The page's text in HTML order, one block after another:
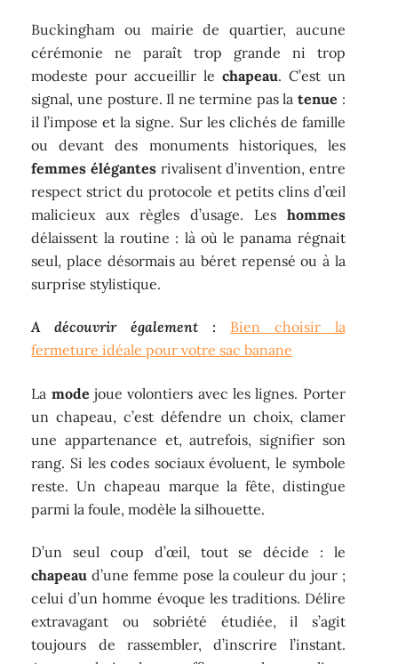
Buckingham ou mairie de quartier, aucune
cérémonie ne paraît trop grande ni trop
modeste pour accueillir le chapeau. C’est un
signal, une posture. Il ne termine pas latenue :
il l’impose et la signe. Sur les clichés de famille
ou devant des monuments historiques, les
femmes élégantesrivalisent d’invention, entre
respect strict du protocole et petits clins d’œil
malicieux aux règles d’usage. Les hommes
délaissent la routine : là où le panama régnait
seul, place désormais au béret repensé ou à la
surprise stylistique.
A découvrir également :
Bien choisir la
fermeture idéale pour votre sac banane
La mode joue volontiers avec les lignes. Porter
un chapeau, c’est défendre un choix, clamer
une appartenance et, autrefois, signifier son
rang. Si les codes sociaux évoluent, le symbole
reste. Un chapeau marque la fête, distingue
parmi la foule, modèle la silhouette.
D’un seul coup d’œil, tout se décide : le
chapeau d’une femme pose la couleur du jour ;
celui d’un homme évoque les traditions. Délire
extravagant ou sobriété étudiée, il s’agit
toujours de rassembler, d’inscrire l’instant.